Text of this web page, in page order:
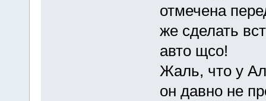
отмечена
же сделать
авто щсо!
Жаль, что у
он давно не